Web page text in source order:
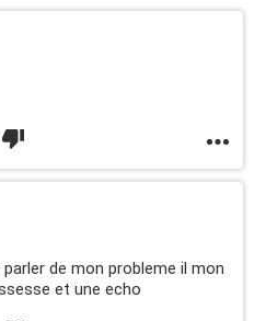
de mon probleme il mon
et une echo